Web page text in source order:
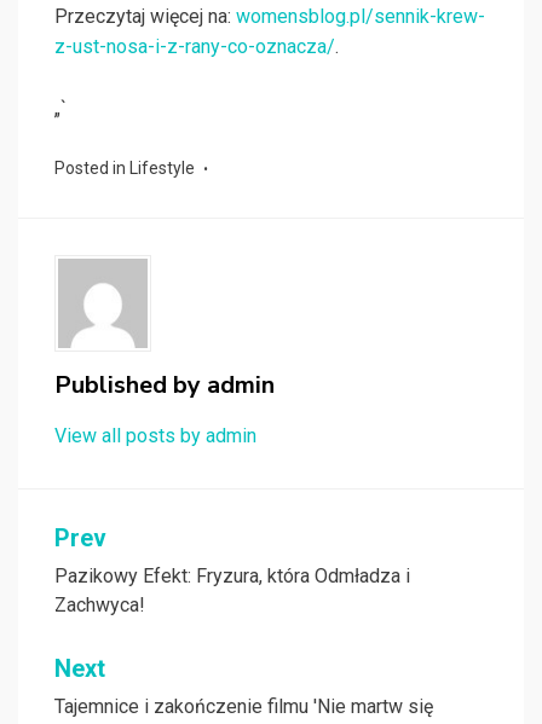
Przeczytaj więcej na: womensblog.pl/sennik-krew-
z-ust-nosa-i-z-rany-co-oznacza/.
„`
Posted in Lifestyle
Published by admin
View all posts by admin
Nawigacja
wpisu
Prev
Pazikowy Efekt: Fryzura, która Odmładza i
Zachwyca!
Next
Tajemnice i zakończenie filmu 'Nie martw się